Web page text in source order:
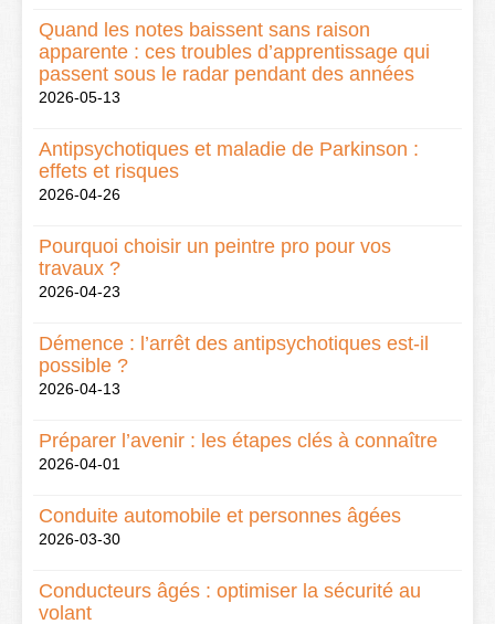
Quand les notes baissent sans raison
apparente : ces troubles d’apprentissage qui
passent sous le radar pendant des années
2026-05-13
Antipsychotiques et maladie de Parkinson :
effets et risques
2026-04-26
Pourquoi choisir un peintre pro pour vos
travaux ?
2026-04-23
Démence : l’arrêt des antipsychotiques est-il
possible ?
2026-04-13
Préparer l’avenir : les étapes clés à connaître
2026-04-01
Conduite automobile et personnes âgées
2026-03-30
Conducteurs âgés : optimiser la sécurité au
volant